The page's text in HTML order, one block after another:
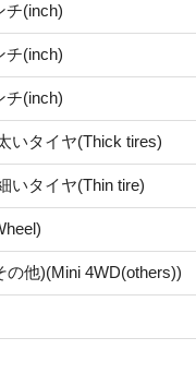
チ(inch)
チ(inch)
チ(inch)
いタイヤ(Thick tires)
いタイヤ(Thin tire)
の他)(Mini 4WD(others))